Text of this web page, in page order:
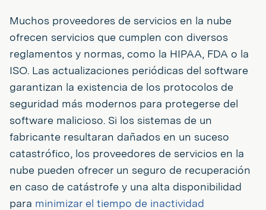
Muchos proveedores de servicios en la nube
ofrecen servicios que cumplen con diversos
reglamentos y normas, como la HIPAA, FDA o la
ISO. Las actualizaciones periódicas del software
garantizan la existencia de los protocolos de
seguridad más modernos para protegerse del
software malicioso. Si los sistemas de un
fabricante resultaran dañados en un suceso
catastrófico, los proveedores de servicios en la
nube pueden ofrecer un seguro de recuperación
en caso de catástrofe y una alta disponibilidad
para minimizar el tiempo de inactividad